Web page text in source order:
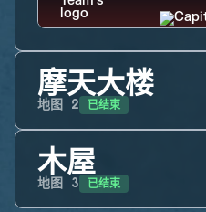
摩天大楼
地图 2 已结束
木屋
地图 3 已结束